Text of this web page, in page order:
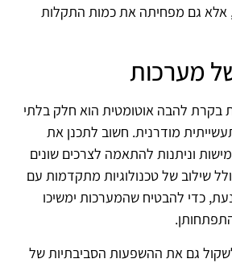
אלא גם מפחיתה את כמות התקלות
מערכות
בקרת להבה אוטומטית הוא חלק בלתי
מודרנית. חשוב לתכנן את
וניתנות להתאמה לצרכים שונים
שילוב של טכנולוגיות מתקדמות עם
כדי להבטיח שהמערכות ימשיכו
גם את ההשפעות הסביבתיות של